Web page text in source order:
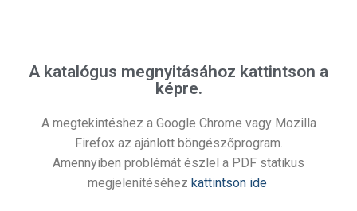
A katalógus megnyitásához kattintson a
képre.
A megtekintéshez a Google Chrome vagy Mozilla
Firefox az ajánlott böngészőprogram.
Amennyiben problémát észlel a PDF statikus
megjelenítéséhez kattintson ide